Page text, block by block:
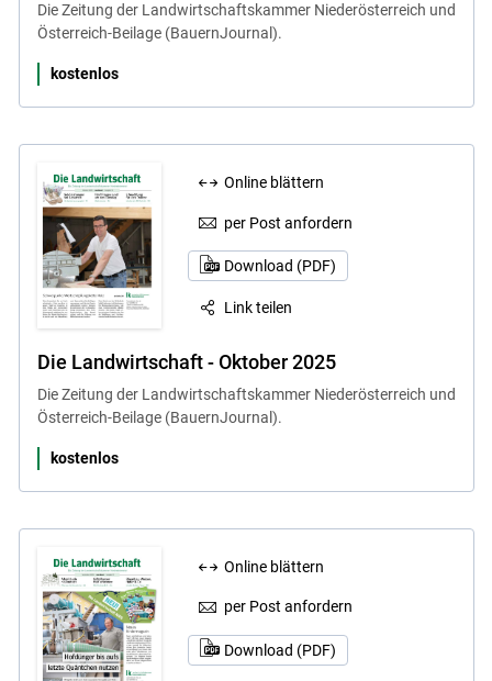
Die Zeitung der Landwirtschaftskammer Niederösterreich und
Österreich-Beilage (BauernJournal).
kostenlos
Online blättern
per Post anfordern
Download (PDF)
Link teilen
Die Landwirtschaft - Oktober 2025
Die Zeitung der Landwirtschaftskammer Niederösterreich und
Österreich-Beilage (BauernJournal).
kostenlos
Online blättern
per Post anfordern
Download (PDF)